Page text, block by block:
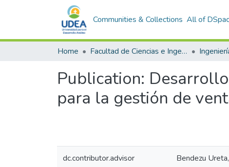
Communities & Collections All of
Home Facultad de Ciencias e Ingeniería
Publication:
para la gestión de
dc.contributor.advisor Bendezu